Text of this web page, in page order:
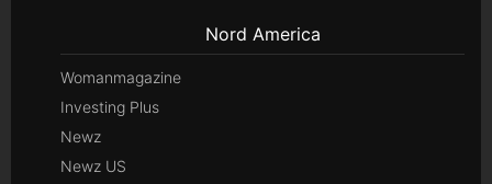
Nord America
Womanmagazine
Investing Plus
Newz
Newz US